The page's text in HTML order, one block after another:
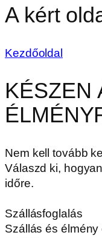
A kért
Kezdőoldal
KÉSZEN
Nem kell tovább
Válaszd ki,
időre.
Szállásfoglalás
Szállás és